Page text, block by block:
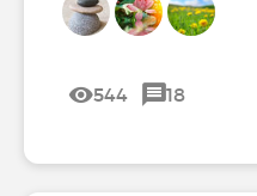
544 18